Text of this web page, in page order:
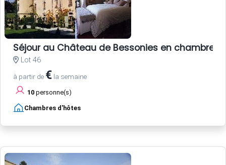
Séjour au Château de Bessonies en chambres
Lot 46
à partir de € la semaine
10 personne(s)
Chambres d'hôtes